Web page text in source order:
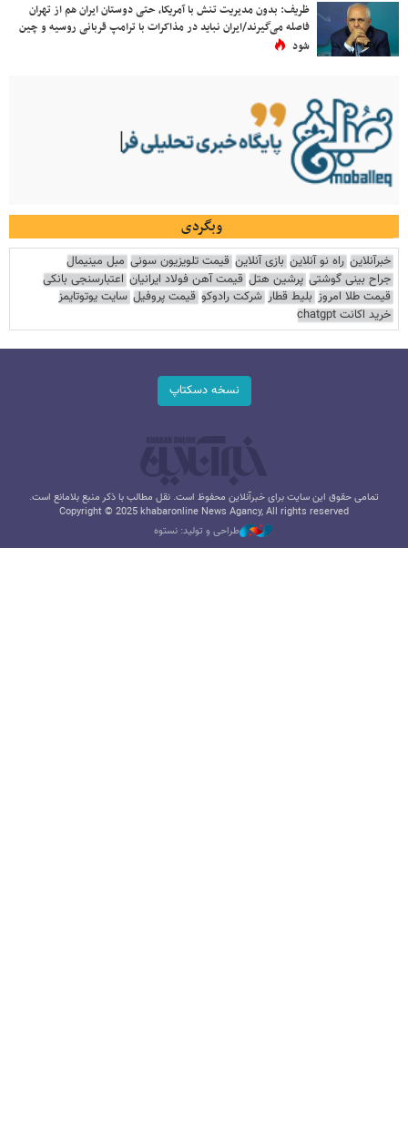
ظریف: بدون مدیریت تنش با آمریکا، حتی دوستان ایران هم از تهران
فاصله می‌گیرند/ایران نباید در مذاکرات با ترامپ قربانی روسیه و چین
شود
وبگردی
خبرآنلاین راه نو آنلاین بازی آنلاین قیمت تلویزیون سونی مبل مینیمال
جراح بینی گوشتی پرشین هتل قیمت آهن فولاد ایرانیان اعتبارسنجی بانکی
قیمت طلا امروز بلیط قطار شرکت رادوکو قیمت پروفیل سایت یوتوتایمز
خرید اکانت chatgpt
نسخه دسکتاپ
تمامی حقوق این سایت برای خبرآنلاین محفوظ است. نقل مطالب با ذکر منبع بلامانع است.
Copyright © 2025 khabaronline News Agancy, All rights reserved
طراحی و تولید: نستوه